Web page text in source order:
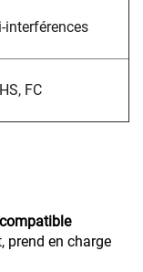
interférences
FC
prend en charge